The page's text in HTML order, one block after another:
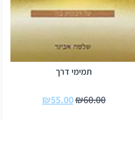
תמימי דרך
₪60.00
₪55.00